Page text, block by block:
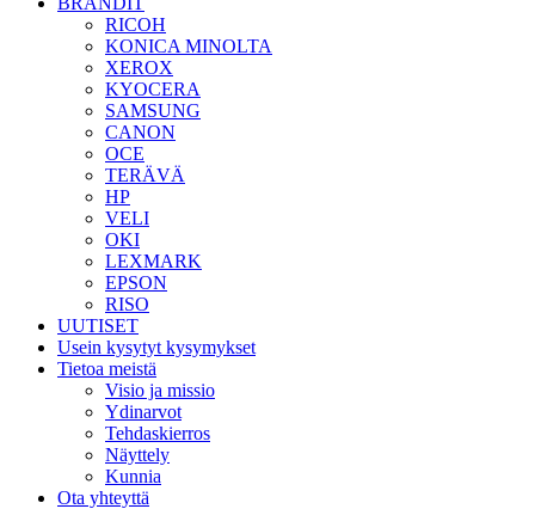
RICOH
KONICA MINOLTA
XEROX
KYOCERA
SAMSUNG
CANON
OCE
TERÄVÄ
HP
VELI
OKI
LEXMARK
EPSON
RISO
UUTISET
Usein kysytyt kysymykset
Tietoa meistä
Visio ja missio
Ydinarvot
Tehdaskierros
Näyttely
Kunnia
Ota yhteyttä